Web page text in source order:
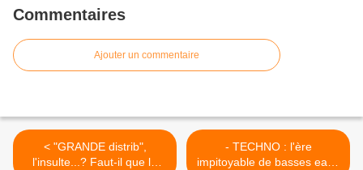
Commentaires
Ajouter un commentaire
< "GRANDE distrib",
l'insulte...? Faut-il que le
- TECHNO : l'ère
impitoyable de basses eaux